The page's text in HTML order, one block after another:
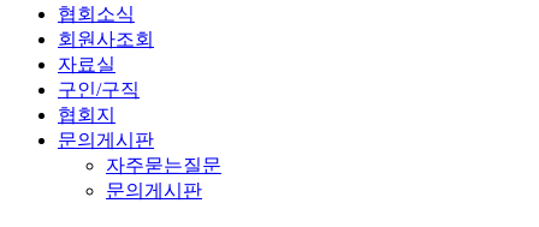
협회소식
회원사조회
자료실
구인/구직
협회지
문의게시판
자주묻는질문
문의게시판